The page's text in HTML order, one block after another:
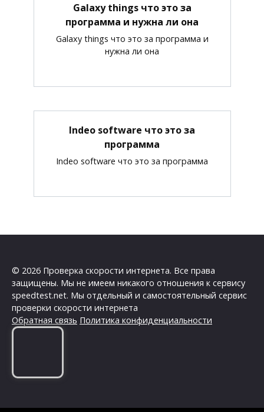
Galaxy things что это за
программа и нужна ли она
Galaxy things что это за программа и
нужна ли она
Indeo software что это за
программа
Indeo software что это за программа
© 2026 Проверка скорости интернета. Все права
защищены. Мы не имеем никакого отношения к сервису
speedtest.net. Мы отдельный и самостоятельный сервис
проверки скорости интернета
Обратная связь Политика конфиденциальности